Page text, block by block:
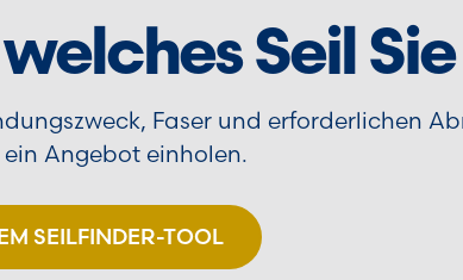
Seil
Faser und erforderlichen
Angebot einholen.
SEILFINDER-TOOL